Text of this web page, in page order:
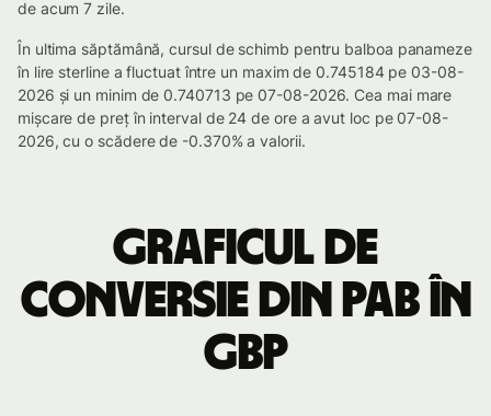
de acum 7 zile.
În ultima săptămână, cursul de schimb pentru balboa panameze
în lire sterline a fluctuat între un maxim de 0.745184 pe 03-08-
2026 și un minim de 0.740713 pe 07-08-2026. Cea mai mare
mișcare de preț în interval de 24 de ore a avut loc pe 07-08-
2026, cu o scădere de -0.370% a valorii.
Graficul de
conversie din PAB în
GBP